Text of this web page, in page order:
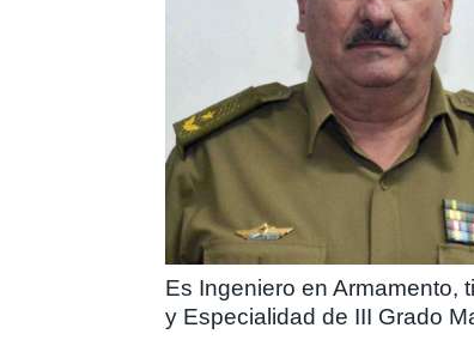
Es Ingeniero en Armamento,
y Especialidad de III Grado